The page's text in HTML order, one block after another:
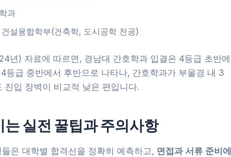
과
설융합학부(건축학, 도시공학 전공)
년) 자료에 따르면, 경남대 간호학과 입결은 4등급 초반에
등급 중반에서 후반으로 나타나, 간호학과가 부울경 내 3
진입 장벽이 비교적 낮은 편입니다.
는 실전 꿀팁과 주의사항
은 대학별 합격선을 정확히 예측하고, 면접과 서류 준비에